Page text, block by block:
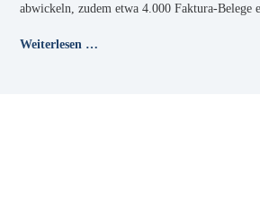
abwickeln, zudem etwa 4.000 Faktura-Belege
Weiterlesen …